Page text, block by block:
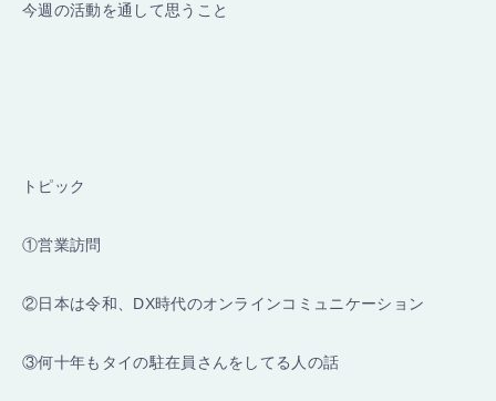
今週の活動を通して思うこと
トピック
①営業訪問
②日本は令和、DX時代のオンラインコミュニケーション
③何十年もタイの駐在員さんをしてる人の話